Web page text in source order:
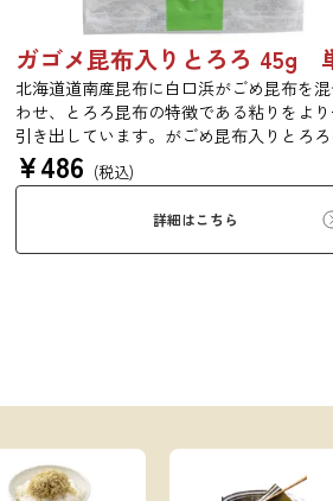
北海道道南産昆布に白口浜がごめ昆布を
わせ、とろろ昆布の特徴である粘りをよ
引き出しています。がごめ昆布入りとろろ
りと旨味をぜひご賞味ください。
¥486 (税込)
詳細はこちら